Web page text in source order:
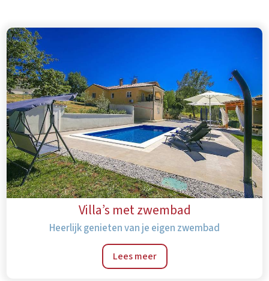
Villa’s met zwembad
Heerlijk genieten van je eigen zwembad
Lees meer